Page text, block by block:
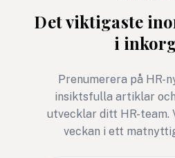
beteendevetare kallar
”Den mörka triaden” –
människans tre mest
destruktiva drag:
narcissism, psykopati och
machiavellianism (en
Det viktigaste
i
Prenumerera på HR-
insiktsfulla artiklar
utvecklar ditt HR-team.
veckan i ett